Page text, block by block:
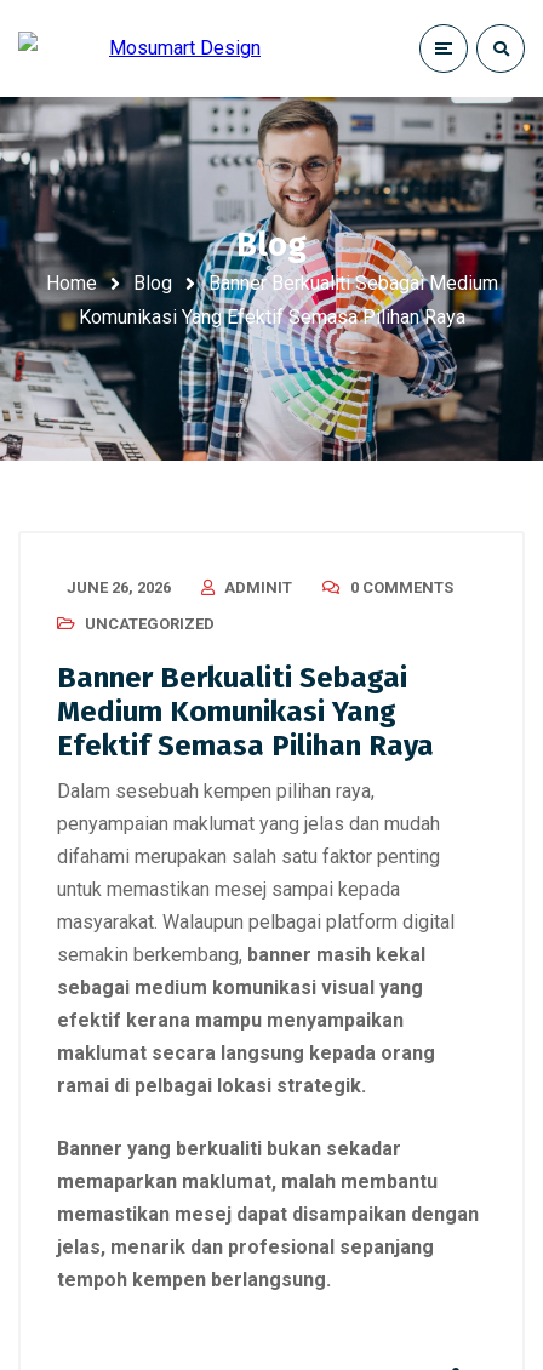
Blog
Home Blog
Banner Berkualiti Sebagai Medium
Komunikasi Yang Efektif Semasa Pilihan Raya
JUNE 26, 2026 ADMINIT
0 COMMENTS
UNCATEGORIZED
Banner Berkualiti Sebagai
Medium Komunikasi Yang
Efektif Semasa Pilihan Raya
Dalam sesebuah kempen pilihan raya,
penyampaian maklumat yang jelas dan mudah
difahami merupakan salah satu faktor penting
untuk memastikan mesej sampai kepada
masyarakat. Walaupun pelbagai platform digital
semakin berkembang, banner masih kekal
sebagai medium komunikasi visual yang
efektif kerana mampu menyampaikan
maklumat secara langsung kepada orang
ramai di pelbagai lokasi strategik.
Banner yang berkualiti bukan sekadar
memaparkan maklumat, malah membantu
memastikan mesej dapat disampaikan dengan
jelas, menarik dan profesional sepanjang
tempoh kempen berlangsung.